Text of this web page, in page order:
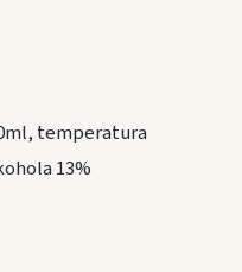
temperatura
13%